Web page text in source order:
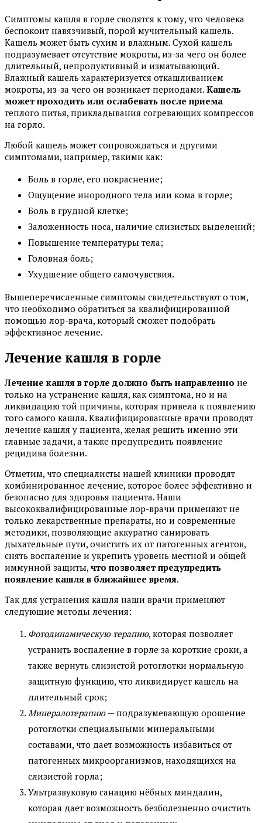
Симптомы кашля в горле сводятся к тому, что человека
беспокоит навязчивый, порой мучительный кашель.
Кашель может быть сухим и влажным. Сухой кашель
подразумевает отсутствие мокроты, из-за чего он более
длительный, непродуктивный и изматывающий.
Влажный кашель характеризуется откашливанием
мокроты, из-за чего он возникает периодами. Кашель
может проходить или ослабевать после приема
теплого питья, прикладывания согревающих компрессов
на горло.
Любой кашель может сопровождаться и другими
симптомами, например, такими как:
Боль в горле, его покраснение;
Ощущение инородного тела или кома в горле;
Боль в грудной клетке;
Заложенность носа, наличие слизистых выделений;
Повышение температуры тела;
Головная боль;
Ухудшение общего самочувствия.
Вышеперечисленные симптомы свидетельствуют о том,
что необходимо обратиться за квалифицированной
помощью лор-врача, который сможет подобрать
эффективное лечение.
Лечение кашля в горле
Лечение кашля в горле должно быть направленно не
только на устранение кашля, как симптома, но и на
ликвидацию той причины, которая привела к появлению
того самого кашля. Квалифицированные врачи проводят
лечение кашля у пациента, желая решить именно эти
главные задачи, а также предупредить появление
рецидива болезни.
Отметим, что специалисты нашей клиники проводят
комбинированное лечение, которое более эффективно и
безопасно для здоровья пациента. Наши
высококвалифицированные лор-врачи применяют не
только лекарственные препараты, но и современные
методики, позволяющие аккуратно санировать
дыхательные пути, очистить их от патогенных агентов,
снять воспаление и укрепить уровень местной и общей
иммунной защиты, что позволяет предупредить
появление кашля в ближайшее время.
Так для устранения кашля наши врачи применяют
следующие методы лечения:
Фотодинамическую терапию, которая позволяет
устранить воспаление в горле за короткие сроки, а
также вернуть слизистой ротоглотки нормальную
защитную функцию, что ликвидирует кашель на
длительный срок;
Минералотерапию— подразумевающую орошение
ротоглотки специальными минеральными
составами, что дает возможность избавиться от
патогенных микроорганизмов, находящихся на
слизистой горла;
Ультразвуковую санацию нёбных миндалин,
которая дает возможность безболезненно очистить